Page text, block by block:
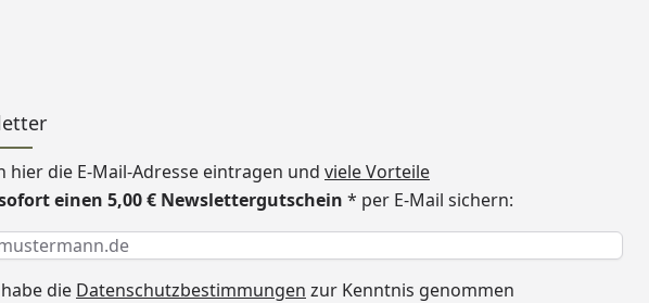
hier die E-Mail-Adresse eintragen und viele Vorteile
einen 5,00 € Newslettergutschein * per E-Mail sichern:
erforderlich
erforderlich
die Datenschutzbestimmungen zur Kenntnis genommen